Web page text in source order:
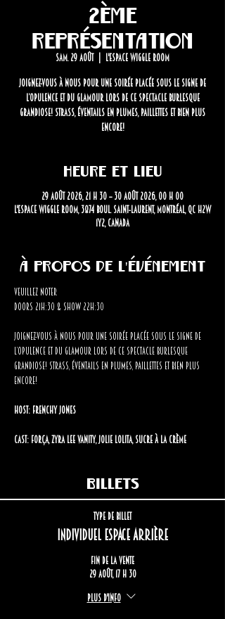
2ème
représentation
sam. 29 août
  |
L'Espace Wiggle Room
Joignez-vous à nous pour une soirée placée sous le signe de
l’opulence et du glamour lors de ce spectacle burlesque
grandiose! Strass, éventails en plumes, paillettes et bien plus
encore!
Heure et lieu
29 août 2026, 21 h 30 – 30 août 2026, 00 h 00
L'Espace Wiggle Room, 3874 Boul. Saint-Laurent, Montréal, QC H2W
1Y2, Canada
À propos de l'événement
Veuillez noter
Doors 21h:30 & Show 22h:30
Joignez-vous à nous pour une soirée placée sous le signe de
l’opulence et du glamour lors de ce spectacle burlesque
grandiose! Strass, éventails en plumes, paillettes et bien plus
encore!
Host: Frenchy Jones
Cast: Força, Zyra Lee Vanity, Jolie Lolita, Sucre à la Crème
Billets
Type de billet
Individuel espace arrière
Fin de la vente
29 août, 17 h 30
Plus d'info